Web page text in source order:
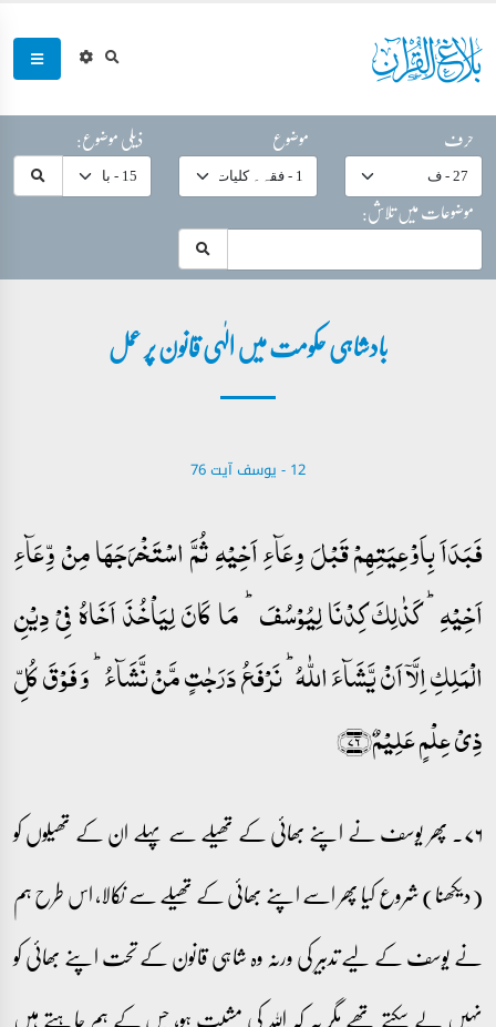
حرف موضوع
ذیلی موضوع:
موضوعات میں تلاش:
بادشاہی حکومت میں الٰہی قانون پر عمل
12 - ‎يوسف آیت 76
فَبَدَاَ بِاَوۡعِیَتِہِمۡ قَبۡلَ وِعَآءِ اَخِیۡہِ ثُمَّ اسۡتَخۡرَجَہَا مِنۡ وِّعَآءِ
اَخِیۡہِ ؕ کَذٰلِکَ کِدۡنَا لِیُوۡسُفَ ؕ مَا کَانَ لِیَاۡخُذَ اَخَاہُ فِیۡ دِیۡنِ
الۡمَلِکِ اِلَّاۤ اَنۡ یَّشَآءَ اللّٰہُ ؕ نَرۡفَعُ دَرَجٰتٍ مَّنۡ نَّشَآءُ ؕ وَ فَوۡقَ کُلِّ
ذِیۡ عِلۡمٍ عَلِیۡمٌ﴿۷۶﴾
۷۶۔ پھر یوسف نے اپنے بھائی کے تھیلے سے پہلے ان کے تھیلوں کو
(دیکھنا) شروع کیا پھر اسے اپنے بھائی کے تھیلے سے نکالا، اس طرح ہم
نے یوسف کے لیے تدبیر کی ورنہ وہ شاہی قانون کے تحت اپنے بھائی کو